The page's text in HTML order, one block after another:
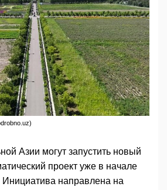
Азии могут запустить новый
проект уже в начале
направлена на